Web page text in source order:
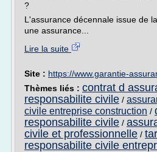
?
L'assurance décennale issue de
une assurance...
Lire la suite
Site : https://www.garantie-
Thèmes liés : contrat d
responsabilite civile /
civile entreprise construction /
responsabilite civile /
civile et professionnelle /
responsabilite civile